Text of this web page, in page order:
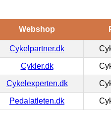
Webshop
Cykelpartner.dk
Cykler.dk
Cykelexperten.dk
Pedalatleten.dk